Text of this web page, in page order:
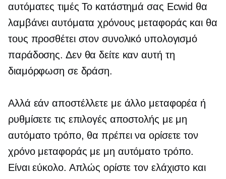
αυτόματες τιμές Το κατάστημά σας Ecwid θα
λαμβάνει αυτόματα χρόνους μεταφοράς και θα
τους προσθέτει στον συνολικό υπολογισμό
παράδοσης. Δεν θα δείτε καν αυτή τη
διαμόρφωση σε δράση.
Αλλά εάν αποστέλλετε με άλλο μεταφορέα ή
ρυθμίσετε τις επιλογές αποστολής με μη
αυτόματο τρόπο, θα πρέπει να ορίσετε τον
χρόνο μεταφοράς με μη αυτόματο τρόπο.
Είναι εύκολο. Απλώς ορίστε τον ελάχιστο και